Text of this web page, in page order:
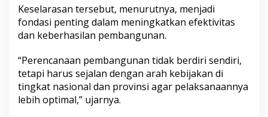
Keselarasan tersebut, menurutnya, menjadi
fondasi penting dalam meningkatkan efektivitas
dan keberhasilan pembangunan.
“Perencanaan pembangunan tidak berdiri sendiri,
tetapi harus sejalan dengan arah kebijakan di
tingkat nasional dan provinsi agar pelaksanaannya
lebih optimal,” ujarnya.